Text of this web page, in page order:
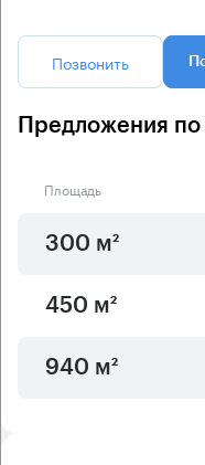
Позвонить
Предложения по
Площадь
300 м²
450 м²
940 м²